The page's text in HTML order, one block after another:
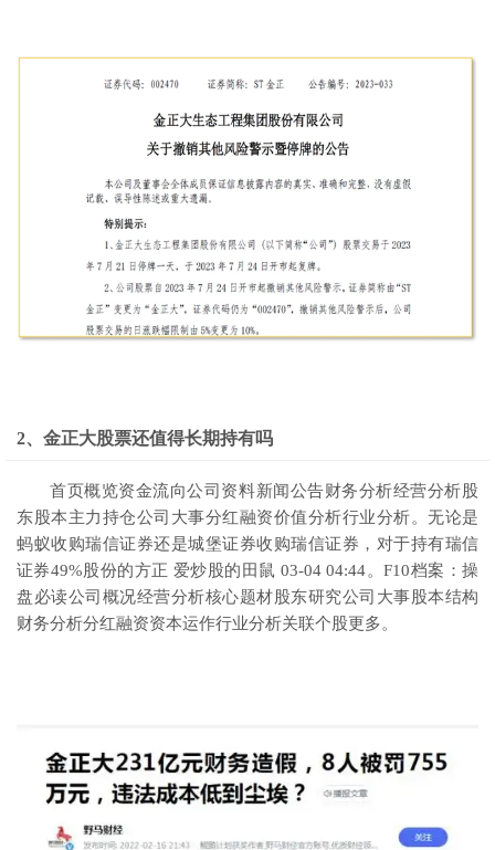
2、金正大股票还值得长期持有吗
首页概览资金流向公司资料新闻公告财务分析经营分析股
东股本主力持仓公司大事分红融资价值分析行业分析。无论是
蚂蚁收购瑞信证券还是城堡证券收购瑞信证券，对于持有瑞信
证券49%股份的方正 爱炒股的田鼠 03-04 04:44。F10档案：操
盘必读公司概况经营分析核心题材股东研究公司大事股本结构
财务分析分红融资资本运作行业分析关联个股更多。